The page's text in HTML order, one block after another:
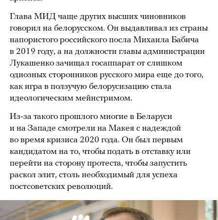
Глава МИД чаще других высших чиновников
говорил на белорусском. Он выдавливал из страны
напористого российского посла Михаила Бабича
в 2019 году, а на должности главы администрации
Лукашенко зачищал госаппарат от слишком
одиозных сторонников русского мира еще до того,
как игра в ползучую белорусизацию стала
идеологическим мейнстримом.
Из-за такого прошлого многие в Беларуси
и на Западе смотрели на Макея с надеждой
во время кризиса 2020 года. Он был первым
кандидатом на то, чтобы подать в отставку или
перейти на сторону протеста, чтобы запустить
раскол элит, столь необходимый для успеха
постсоветских революций.